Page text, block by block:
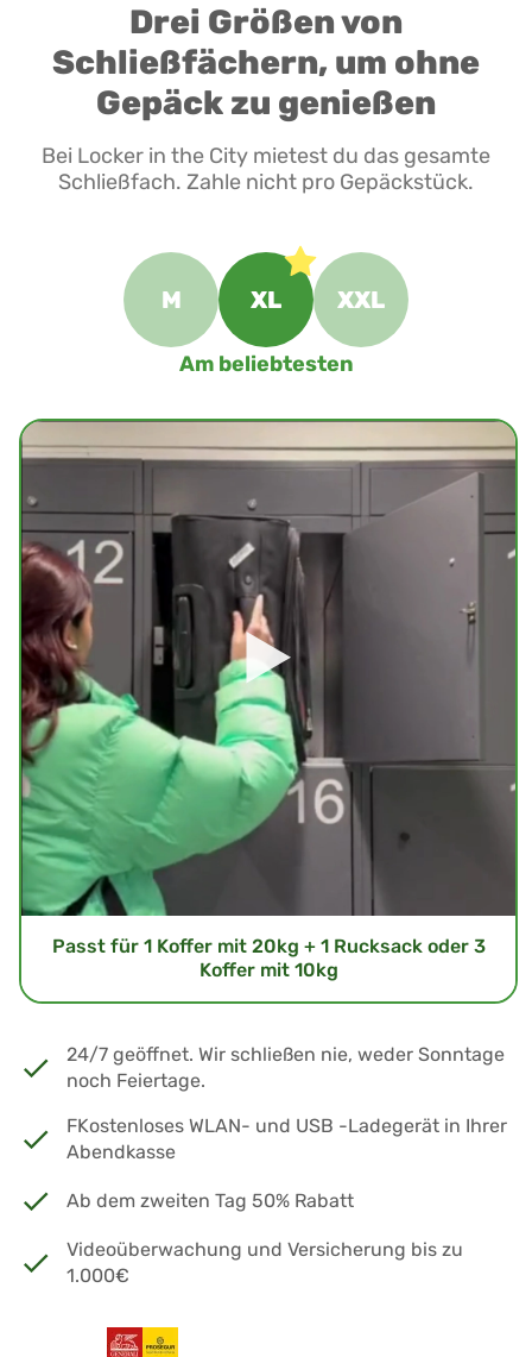
Drei Größen von
Schließfächern, um ohne
Gepäck zu genießen
Bei Locker in the City mietest du das gesamte
Schließfach. Zahle nicht pro Gepäckstück.
M XL XXL
Am beliebtesten
Passt für 1 Koffer mit 20kg + 1 Rucksack oder 3
Koffer mit 10kg
24/7 geöffnet. Wir schließen nie, weder Sonntage
noch Feiertage.
FKostenloses WLAN- und USB -Ladegerät in Ihrer
Abendkasse
Ab dem zweiten Tag 50% Rabatt
Videoüberwachung und Versicherung bis zu
1.000€